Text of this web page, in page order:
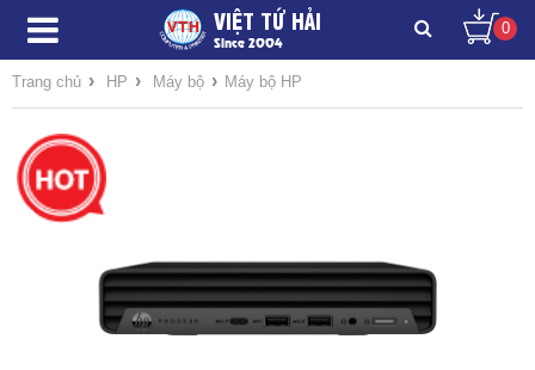
VIỆT TỨ HẢI
Since 2004
0
Trang chủ › HP › Máy bộ › Máy bộ HP